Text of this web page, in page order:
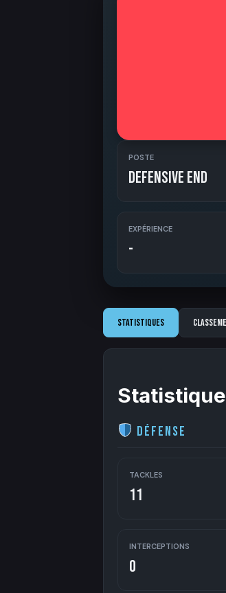
POSTE
Defensive End
EXPÉRIENCE
-
Statistiques
Défense
TACKLES
11
INTERCEPTIONS
0